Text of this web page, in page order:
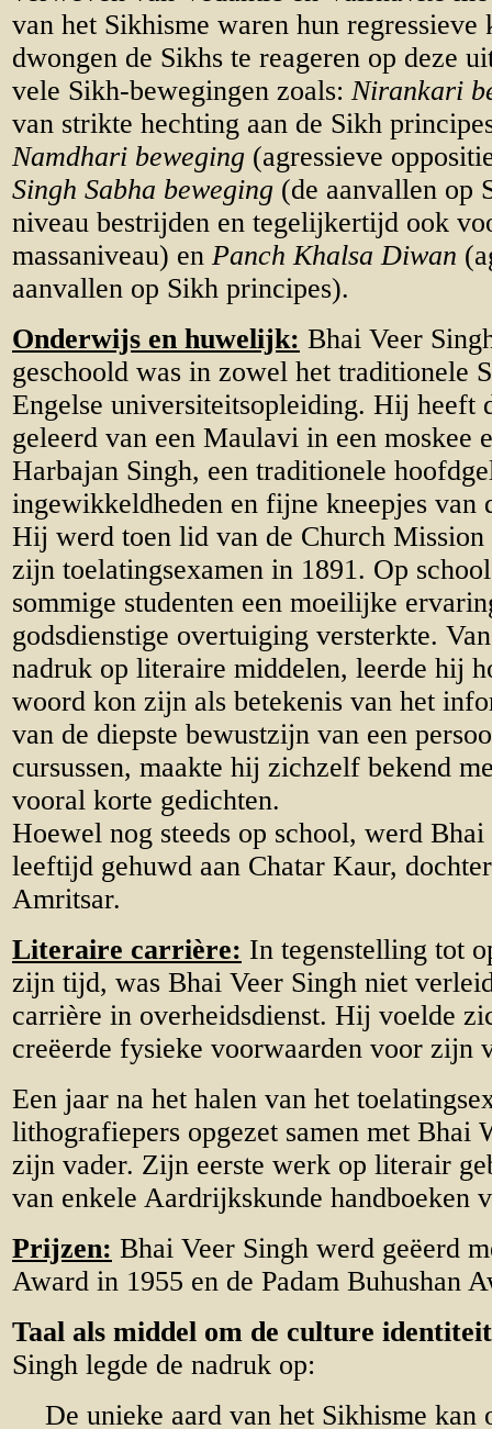
van het Sikhisme waren hun
dwongen de Sikhs te reageren op deze
vele Sikh-bewegingen zoals: Nirankari
van strikte hechting aan de Sikh
Namdhari beweging (agressieve
Singh Sabha beweging (de aanvallen op
niveau bestrijden en tegelijkertijd ook
massaniveau) en Panch Khalsa Diwan
aanvallen op Sikh principes).
Onderwijs en huwelijk: Bhai Veer
geschoold was in zowel het traditionele
Engelse universiteitsopleiding. Hij heeft
geleerd van een Maulavi in een moskee
Harbajan Singh, een traditionele
ingewikkeldheden en fijne kneepjes van
Hij werd toen lid van de Church
zijn toelatingsexamen in 1891. Op
sommige studenten een moeilijke
godsdienstige overtuiging versterkte.
nadruk op literaire middelen, leerde hij
woord kon zijn als betekenis van het
van de diepste bewustzijn van een
cursussen, maakte hij zichzelf bekend
vooral korte gedichten.
Hoewel nog steeds op school, werd
leeftijd gehuwd aan Chatar Kaur,
Amritsar.
Literaire carrière: In tegenstelling tot
zijn tijd, was Bhai Veer Singh niet
carrière in overheidsdienst. Hij voelde
creëerde fysieke voorwaarden voor zijn
Een jaar na het halen van het
lithografiepers opgezet samen met Bhai
zijn vader. Zijn eerste werk op literair
van enkele Aardrijkskunde handboeken
Prijzen: Bhai Veer Singh werd geëerd
Award in 1955 en de Padam Buhushan
Taal als middel om de culture
Singh legde de nadruk op:
De unieke aard van het Sikhisme kan